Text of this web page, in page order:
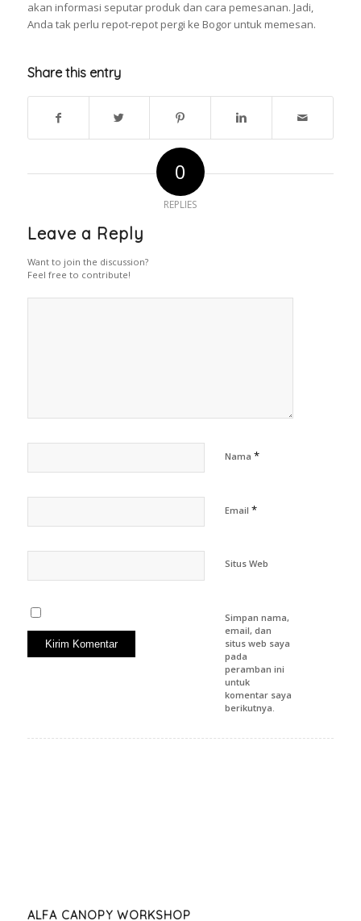
akan informasi seputar produk dan cara pemesanan. Jadi,
Anda tak perlu repot-repot pergi ke Bogor untuk memesan.
Share this entry
0
REPLIES
Leave a Reply
Want to join the discussion?
Feel free to contribute!
Nama *
Email *
Situs Web
Simpan nama,
email, dan
situs web saya
pada
peramban ini
untuk
komentar saya
berikutnya.
ALFA CANOPY WORKSHOP